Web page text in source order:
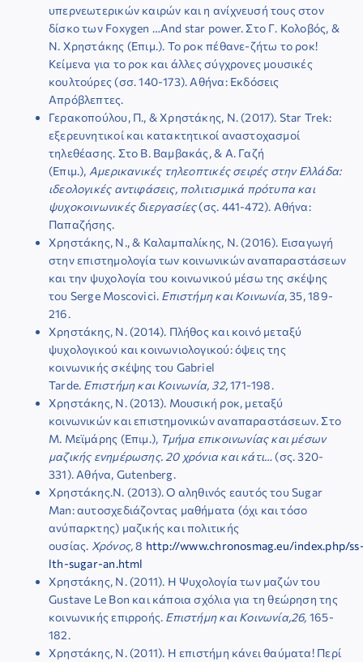
υπερνεωτερικών καιρών και η ανίχνευσή τους στον
δίσκο των Foxygen …And star power. Στο Γ. Κολοβός, &
Ν. Χρηστάκης (Επιμ.). Το ροκ πέθανε-ζήτω το ροκ!
Κείμενα για το ροκ και άλλες σύγχρονες μουσικές
κουλτούρες (σσ. 140-173). Αθήνα: Eκδόσεις
Απρόβλεπτες.
Γερακοπούλου, Π., & Χρηστάκης, Ν. (2017). Star Trek:
εξερευνητικοί και κατακτητικοί αναστοχασμοί
τηλεθέασης. Στο Β. Βαμβακάς, & Α. Γαζή
(Επιμ.), Αμερικανικές τηλεοπτικές σειρές στην Ελλάδα:
ιδεολογικές αντιφάσεις, πολιτισμικά πρότυπα και
ψυχοκοινωνικές διεργασίες(σς. 441-472). Αθήνα:
Παπαζήσης.
Χρηστάκης, Ν., & Καλαμπαλίκης, Ν. (2016). Εισαγωγή
στην επιστημολογία των κοινωνικών αναπαραστάσεων
και την ψυχολογία του κοινωνικού μέσω της σκέψης
του Serge Moscovici. Επιστήμη και Κοινωνία, 35, 189-
216.
Χρηστάκης, Ν. (2014). Πλήθος και κοινό μεταξύ
ψυχολογικού και κοινωνιολογικού: όψεις της
κοινωνικής σκέψης του Gabriel
Tarde. Επιστήμη και Κοινωνία, 32,171-198.
Χρηστάκης, Ν. (2013). Μουσική ροκ, μεταξύ
κοινωνικών και επιστημονικών αναπαραστάσεων. Στο
Μ. Μεϊμάρης (Επιμ.), Τμήμα επικοινωνίας και μέσων
μαζικής ενημέρωσης. 20 χρόνια και κάτι…(σς. 320-
331). Αθήνα, Gutenberg.
Χρηστάκης.Ν. (2013). Ο αληθινός εαυτός του Sugar
Μan: αυτοσχεδιάζοντας μαθήματα (όχι και τόσο
ανύπαρκτης) μαζικής και πολιτικής
ουσίας. Χρόνος,8 http://www.chronosmag.eu/index.php/
lth-sugar-an.html
Χρηστάκης, Ν. (2011). Η Ψυχολογία των μαζών του
Gustave Le Bon και κάποια σχόλια για τη θεώρηση της
κοινωνικής επιρροής. Επιστήμη και Κοινωνία,26, 165-
182.
Χρηστάκης, Ν. (2011). Η επιστήμη κάνει θαύματα! Περί